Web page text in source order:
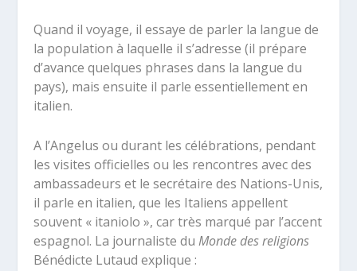
Quand il voyage, il essaye de parler la langue de
la population à laquelle il s’adresse (il prépare
d’avance quelques phrases dans la langue du
pays), mais ensuite il parle essentiellement en
italien.
A l’Angelus ou durant les célébrations, pendant
les visites officielles ou les rencontres avec des
ambassadeurs et le secrétaire des Nations-Unis,
il parle en italien, que les Italiens appellent
souvent « itaniolo », car très marqué par l’accent
espagnol. La journaliste duMonde des religions
Bénédicte Lutaud explique :